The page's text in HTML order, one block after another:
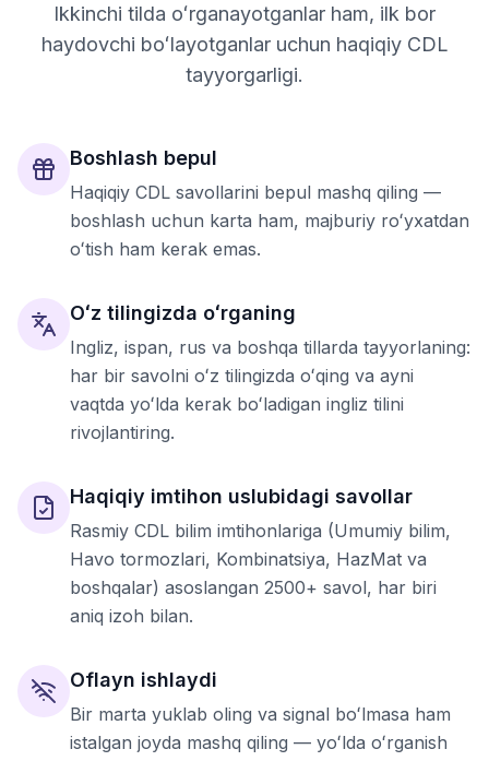
Ikkinchi tilda oʻrganayotganlar ham, ilk bor
haydovchi boʻlayotganlar uchun haqiqiy CDL
tayyorgarligi.
Boshlash bepul
Haqiqiy CDL savollarini bepul mashq qiling —
boshlash uchun karta ham, majburiy roʻyxatdan
oʻtish ham kerak emas.
Oʻz tilingizda oʻrganing
Ingliz, ispan, rus va boshqa tillarda tayyorlaning:
har bir savolni oʻz tilingizda oʻqing va ayni
vaqtda yoʻlda kerak boʻladigan ingliz tilini
rivojlantiring.
Haqiqiy imtihon uslubidagi savollar
Rasmiy CDL bilim imtihonlariga (Umumiy bilim,
Havo tormozlari, Kombinatsiya, HazMat va
boshqalar) asoslangan 2500+ savol, har biri
aniq izoh bilan.
Oflayn ishlaydi
Bir marta yuklab oling va signal boʻlmasa ham
istalgan joyda mashq qiling — yoʻlda oʻrganish